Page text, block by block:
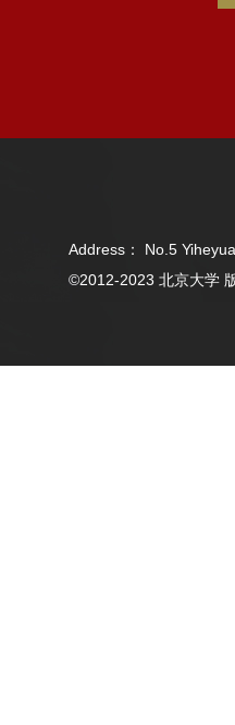
Address： No.5
©2012-2023 北京大学